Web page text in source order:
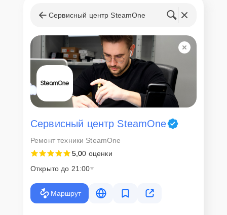
Сервисный центр SteamOne
Сервисный центр SteamOne
Ремонт техники SteamOne
5,00 оценки
Открыто до 21:00
Маршрут